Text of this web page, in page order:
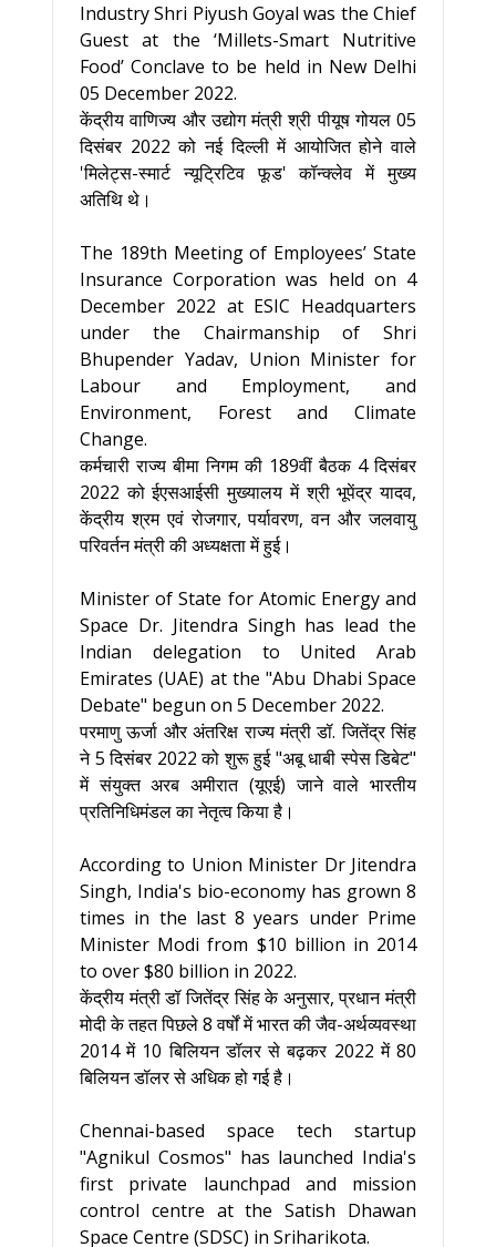
Industry Shri Piyush Goyal was the Chief
Guest at the ‘Millets-Smart Nutritive
Food’ Conclave to be held in New Delhi
05 December 2022.
केंद्रीय वाणिज्य और उद्योग मंत्री श्री पीयूष गोयल 05
दिसंबर 2022 को नई दिल्ली में आयोजित होने वाले
'मिलेट्स-स्मार्ट न्यूट्रिटिव फूड' कॉन्क्लेव में मुख्य
अतिथि थे।
The 189th Meeting of Employees’ State
Insurance Corporation was held on 4
December 2022 at ESIC Headquarters
under the Chairmanship of Shri
Bhupender Yadav, Union Minister for
Labour and Employment, and
Environment, Forest and Climate
Change.
कर्मचारी राज्य बीमा निगम की 189वीं बैठक 4 दिसंबर
2022 को ईएसआईसी मुख्यालय में श्री भूपेंद्र यादव,
केंद्रीय श्रम एवं रोजगार, पर्यावरण, वन और जलवायु
परिवर्तन मंत्री की अध्यक्षता में हुई।
Minister of State for Atomic Energy and
Space Dr. Jitendra Singh has lead the
Indian delegation to United Arab
Emirates (UAE) at the "Abu Dhabi Space
Debate" begun on 5 December 2022.
परमाणु ऊर्जा और अंतरिक्ष राज्य मंत्री डॉ. जितेंद्र सिंह
ने 5 दिसंबर 2022 को शुरू हुई "अबू धाबी स्पेस डिबेट"
में संयुक्त अरब अमीरात (यूएई) जाने वाले भारतीय
प्रतिनिधिमंडल का नेतृत्व किया है।
According to Union Minister Dr Jitendra
Singh, India's bio-economy has grown 8
times in the last 8 years under Prime
Minister Modi from $10 billion in 2014
to over $80 billion in 2022.
केंद्रीय मंत्री डॉ जितेंद्र सिंह के अनुसार, प्रधान मंत्री
मोदी के तहत पिछले 8 वर्षों में भारत की जैव-अर्थव्यवस्था
2014 में 10 बिलियन डॉलर से बढ़कर 2022 में 80
बिलियन डॉलर से अधिक हो गई है।
Chennai-based space tech startup
"Agnikul Cosmos" has launched India's
first private launchpad and mission
control centre at the Satish Dhawan
Space Centre (SDSC) in Sriharikota.